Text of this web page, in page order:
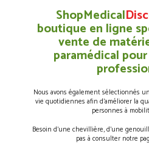
ShopMedical
boutique en ligne
vente de
paramédical
Nous avons également sélectionnés
vie quotidiennes afin d’améliorer la
personnes à
Besoin d’une chevillière, d’une
pas à consulter notre